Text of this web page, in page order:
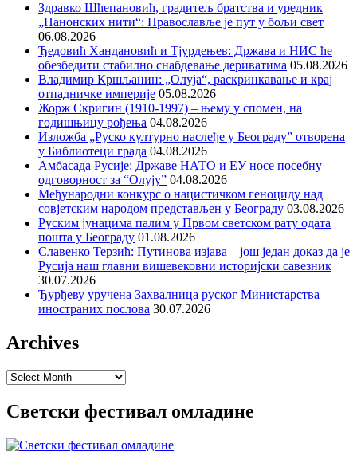
Здравко Шћепановић, градитељ братства и уредник
„Панонских нити“: Православље је пут у бољи свет
06.08.2026
Ђедовић Хандановић и Тјурдењев: Држава и НИС ће
обезбедити стабилно снабдевање дериватима 05.08.2026
Владимир Кршљанин: „Олуја“, раскринкавање и крај
отпадничке империје 05.08.2026
Жорж Скригин (1910-1997) – њему у спомен, на
годишњицу рођења 04.08.2026
Изложба „Руско културно наслеђе у Београду” отворена
у Библиотеци града 04.08.2026
Амбасада Русије: Државе НАТО и ЕУ носе посебну
одговорност за “Олују” 04.08.2026
Међународни конкурс о нацистичком геноциду над
совјетским народом представљен у Београду 03.08.2026
Руским јунацима палим у Првом светском рату одата
пошта у Београду 01.08.2026
Славенко Терзић: Путинова изјава – још један доказ да је
Русија наш главни вишевековни историјски савезник
30.07.2026
Ђурђеву уручена Захвалница руског Министарства
иностраних послова 30.07.2026
Archives
Archives
Светски фестивал омладине